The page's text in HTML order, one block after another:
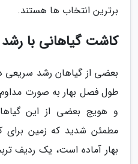
برترین انتخاب ها هستند.
کاشت گیاهانی با
بعضی از گیاهان رشد سریعی
طول فصل بهار به صورت مداوم
و هویج بعضی از این
مطمئن شدید که زمین برای
بهار آماده است، یک ردیف